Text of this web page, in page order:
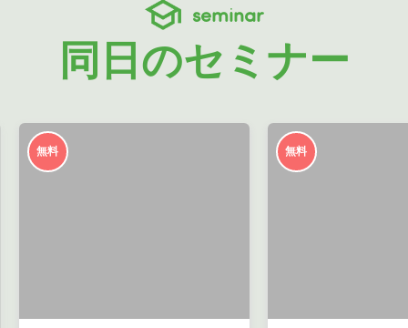
seminar
同日のセミナー
無料 無料